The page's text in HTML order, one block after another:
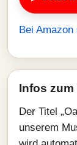
Bei
Infos zum
Der Titel
unserem